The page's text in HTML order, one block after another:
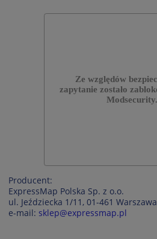
Producent:
ExpressMap Polska Sp. z o.o.
ul. Jeździecka 1/11, 01-461 Warszawa
e-mail: sklep@expressmap.pl